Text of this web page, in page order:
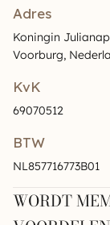
Adres
Koningin
Voorburg,
KvK
69070512
BTW
NL857716773B01
WORDT